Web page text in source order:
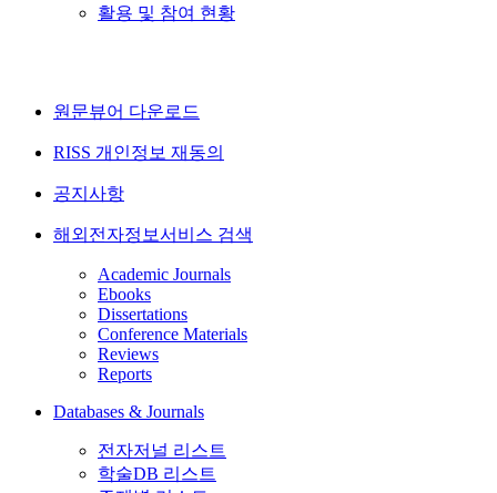
활용 및 참여 현황
원문뷰어 다운로드
RISS 개인정보 재동의
공지사항
해외전자정보서비스 검색
Academic Journals
Ebooks
Dissertations
Conference Materials
Reviews
Reports
Databases & Journals
전자저널 리스트
학술DB 리스트